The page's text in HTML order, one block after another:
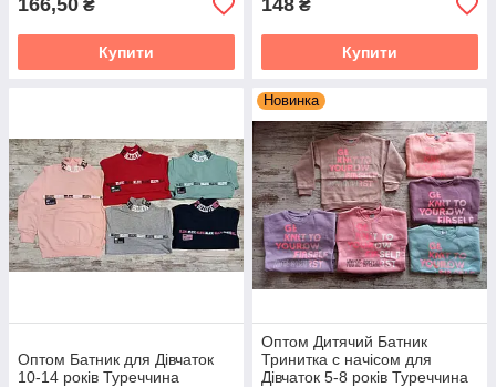
166,50 ₴
Купити
148 ₴
Купити
Оптом Батник для Дівчаток
10-14 років Туреччина
Новинка
Оптом Дитячий Батник
Тринитка с начісом для
Дівчаток 5-8 років Туреччина